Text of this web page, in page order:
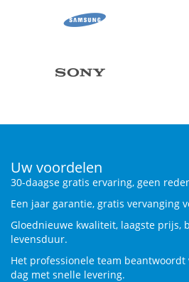
Uw voordelen
30-daagse gratis ervaring, geen
Een jaar garantie, gratis vervanging
Gloednieuwe kwaliteit, laagste prijs,
levensduur.
Het professionele team
dag met snelle levering.